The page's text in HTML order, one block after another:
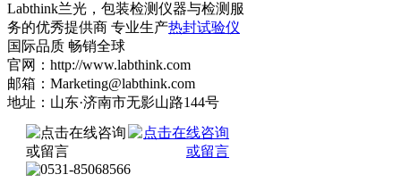
Labthink兰光，包装检测仪器与检测服
务的优秀提供商 专业生产热封试验仪
国际品质 畅销全球
官网：http://www.labthink.com
邮箱：Marketing@labthink.com
地址：山东·济南市无影山路144号